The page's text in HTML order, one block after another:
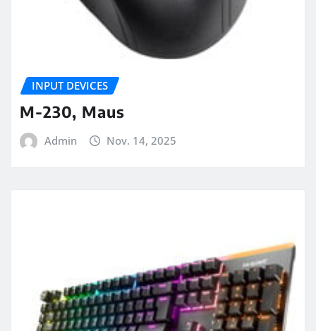
INPUT DEVICES
M-230, Maus
Admin Nov. 14, 2025